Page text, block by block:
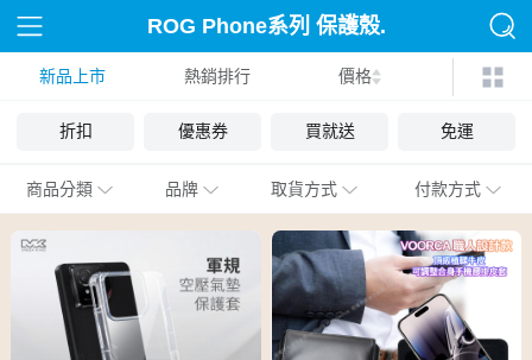
ROG Phone系列 保護殼.
新品上市 熱銷排行 價格
折扣 優惠券 買就送 免運
商品分類 品牌 取貨方式 付款方式